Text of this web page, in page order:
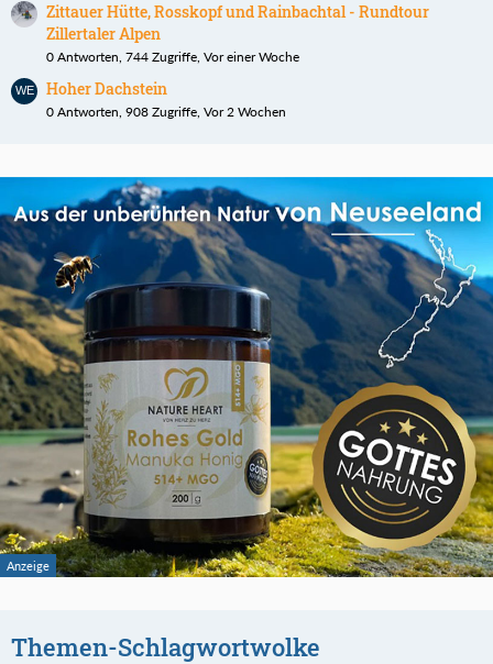
Zittauer Hütte, Rosskopf und Rainbachtal - Rundtour
Zillertaler Alpen
0 Antworten, 744 Zugriffe, Vor einer Woche
Hoher Dachstein
0 Antworten, 908 Zugriffe, Vor 2 Wochen
Themen-Schlagwortwolke